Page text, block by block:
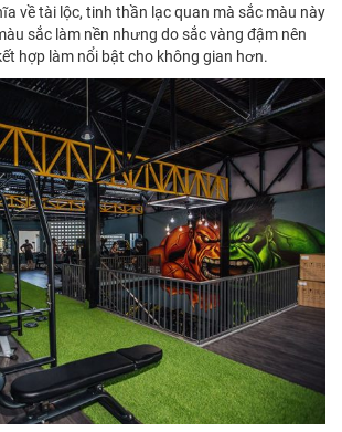
về tài lộc, tinh thần lạc quan mà sắc màu này
sắc làm nền nhưng do sắc vàng đậm nên
hợp làm nổi bật cho không gian hơn.